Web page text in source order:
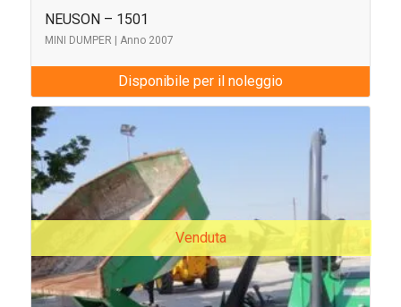
NEUSON – 1501
MINI DUMPER | Anno 2007
Disponibile per il noleggio
Venduta